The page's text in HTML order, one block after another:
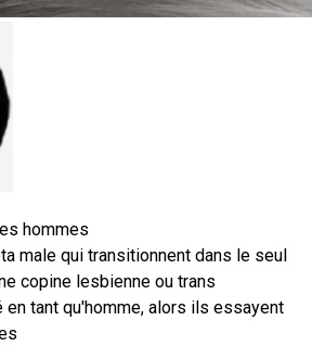
hommes
male qui transitionnent dans le seul
copine lesbienne ou trans
tant qu'homme, alors ils essayent